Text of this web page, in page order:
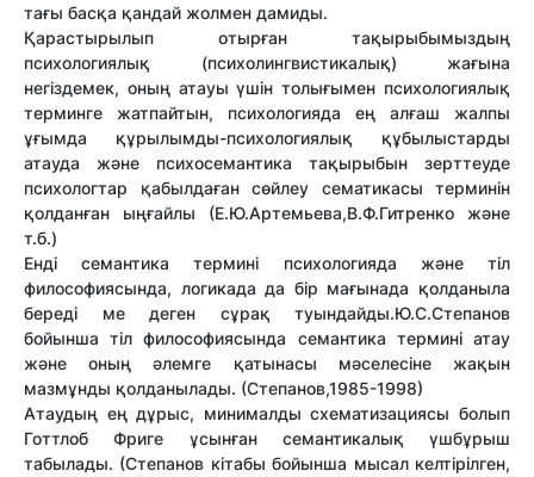
тағы басқа қандай жолмен дамиды.
Қарастырылып отырған тақырыбымыздың
психологиялық (психолингвистикалық) жағына
негіздемек, оның атауы үшін толығымен психологиялық
терминге жатпайтын, психологияда ең алғаш жалпы
ұғымда құрылымды-психологиялық құбылыстарды
атауда және психосемантика тақырыбын зерттеуде
психологтар қабылдаған сөйлеу сематикасы терминін
қолданған ыңғайлы (Е.Ю.Артемьева,В.Ф.Гитренко және
т.б.)
Енді семантика термині психологияда және тіл
философиясында, логикада да бір мағынада қолданыла
береді ме деген сұрақ туындайды.Ю.С.Степанов
бойынша тіл философиясында семантика термині атау
және оның әлемге қатынасы мәселесіне жақын
мазмұнды қолданылады. (Степанов,1985-1998)
Атаудың ең дұрыс, минималды схематизациясы болып
Готтлоб Фриге ұсынған семантикалық үшбұрыш
табылады. (Степанов кітабы бойынша мысал келтірілген,